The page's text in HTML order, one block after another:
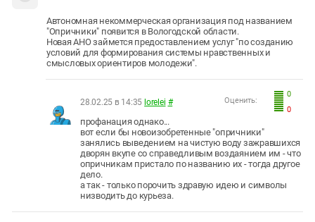
Автономная некоммерческая организация под названием
"Опричники" появится в Вологодской области.
Новая АНО займется предоставлением услуг "по созданию
условий для формирования системы нравственных и
смысловых ориентиров молодежи".
0
0
Оценить:
28.02.25 в 14:35 lorelei #
профанация однако...
вот если бы новоизобретенные "опричники"
занялись выведением на чистую воду зажравшихся
дворян вкупе со справедливым воздаянием им - что
опричникам пристало по названию их - тогда другое
дело.
а так - только порочить здравую идею и символы
низводить до курьеза.